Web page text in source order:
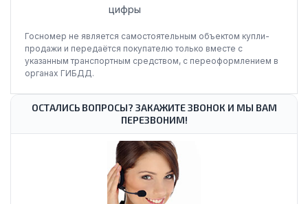
цифры
Госномер не является самостоятельным объектом купли-
продажи и передаётся покупателю только вместе с
указанным транспортным средством, с переоформлением в
органах ГИБДД.
ОСТАЛИСЬ ВОПРОСЫ? ЗАКАЖИТЕ ЗВОНОК И МЫ ВАМ
ПЕРЕЗВОНИМ!